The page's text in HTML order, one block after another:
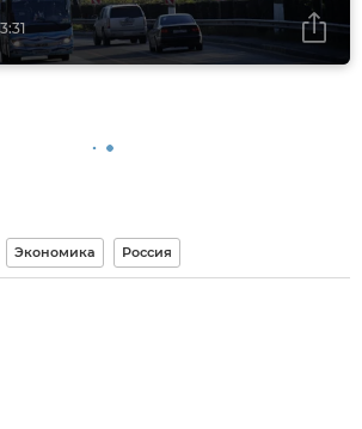
Экономика Россия